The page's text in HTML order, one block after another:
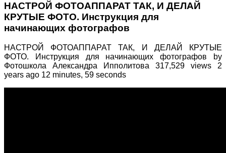
НАСТРОЙ ФОТОАППАРАТ ТАК, И ДЕЛАЙ
КРУТЫЕ ФОТО. Инструкция для
начинающих фотографов
НАСТРОЙ ФОТОАППАРАТ ТАК, И ДЕЛАЙ КРУТЫЕ
ФОТО. Инструкция для начинающих фотографов by
Фотошкола Александра Ипполитова 317,529 views 2
years ago 12 minutes, 59 seconds